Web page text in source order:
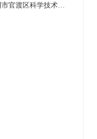
2026云南昆明市官渡区科学技术协会招聘1人备考题库及完整答案详解一套